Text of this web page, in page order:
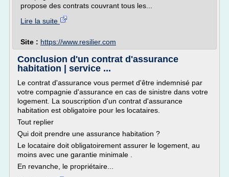
propose des contrats couvrant tous les...
Lire la suite
Site : https://www.resilier.com
Conclusion d'un contrat d'assurance
habitation | service ...
Le contrat d'assurance vous permet d'être indemnisé par
votre compagnie d'assurance en cas de sinistre dans votre
logement. La souscription d'un contrat d'assurance
habitation est obligatoire pour les locataires.
Tout replier
Qui doit prendre une assurance habitation ?
Le locataire doit obligatoirement assurer le logement, au
moins avec une garantie minimale .
En revanche, le propriétaire...